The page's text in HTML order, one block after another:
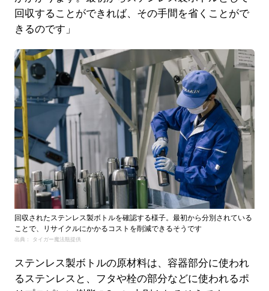
回収することができれば、その手間を省くことがで
きるのです」
回収されたステンレス製ボトルを確認する様子。最初から分別されている
ことで、リサイクルにかかるコストを削減できるそうです
出典： タイガー魔法瓶提供
ステンレス製ボトルの原材料は、容器部分に使われ
るステンレスと、フタや栓の部分などに使われるポ